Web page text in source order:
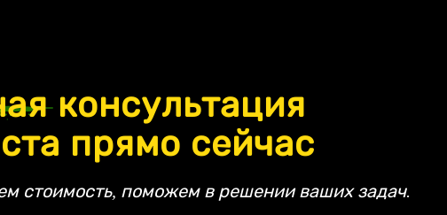
консультация
прямо сейчас
стоимость, поможем в решении ваших задач.